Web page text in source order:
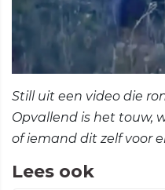
Still uit een video die
Opvallend is het touw,
of iemand dit zelf voor
Lees ook